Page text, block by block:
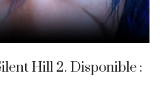
Hill 2. Disponible :